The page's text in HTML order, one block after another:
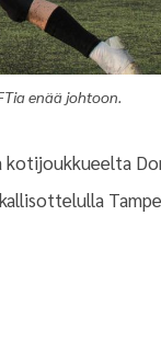
enää johtoon.